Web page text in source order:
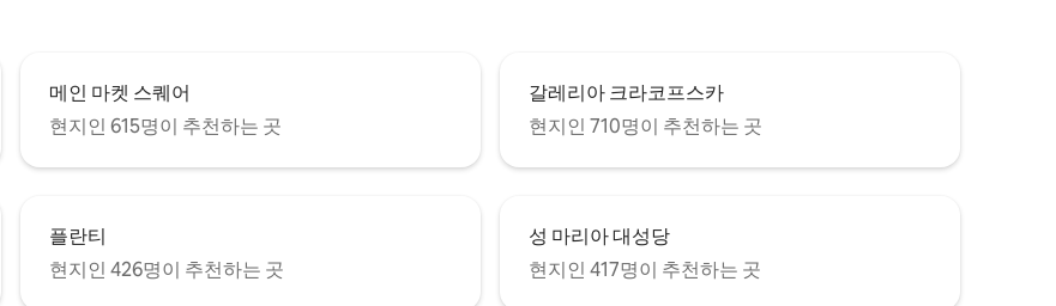
메인 마켓 스퀘어
현지인 615명이 추천하는 곳
갈레리아 크라코프스카
현지인 710명이 추천하는 곳
플란티
현지인 426명이 추천하는 곳
성 마리아 대성당
현지인 417명이 추천하는 곳